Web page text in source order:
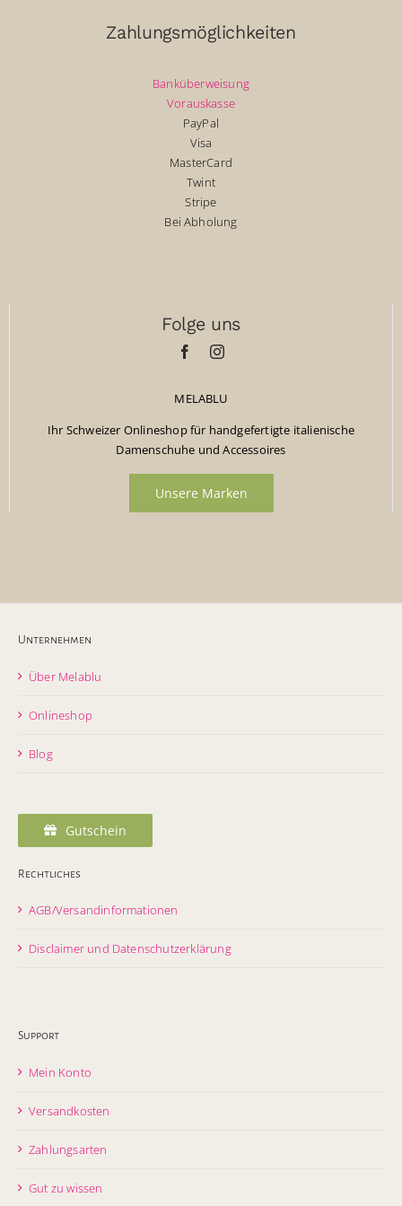
Zahlungsmöglichkeiten
Banküberweisung
Vorauskasse
PayPal
Visa
MasterCard
Twint
Stripe
Bei Abholung
Folge uns
MELABLU
Ihr Schweizer Onlineshop für handgefertigte italienische
Damenschuhe und Accessoires
Unsere Marken
Unternehmen
Über Melablu
Onlineshop
Blog
Gutschein
Rechtliches
AGB/Versandinformationen
Disclaimer und Datenschutzerklärung
Support
Mein Konto
Versandkosten
Zahlungsarten
Gut zu wissen